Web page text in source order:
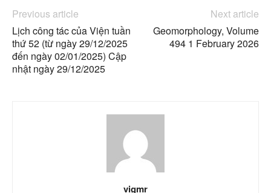
Previous article
Lịch công tác của Viện tuần
thứ 52 (từ ngày 29/12/2025
đến ngày 02/01/2025) Cập
nhật ngày 29/12/2025
Next article
Geomorphology, Volume
494 1 February 2026
vigmr